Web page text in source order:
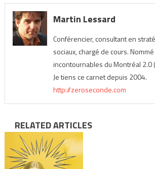
Martin Lessard
Conférencier, consultant en
sociaux, chargé de cours.
incontournables du Montréal 2.0
Je tiens ce carnet depuis 2004.
http://zeroseconde.com
RELATED ARTICLES